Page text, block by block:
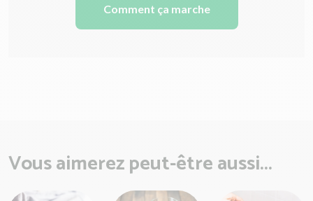
Comment ça marche
Vous aimerez peut-être aussi...